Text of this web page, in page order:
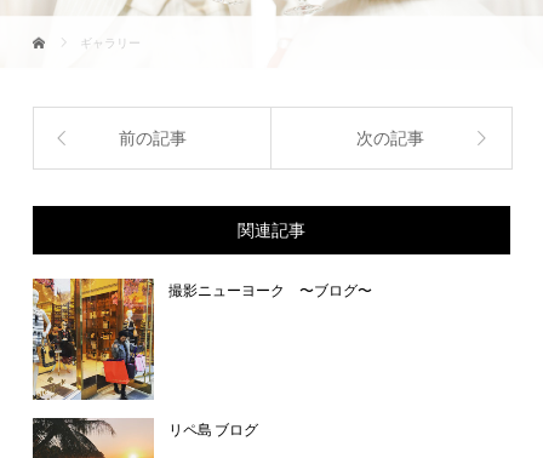
ギャラリー
前の記事 次の記事
関連記事
撮影ニューヨーク 〜ブログ〜
リペ島 ブログ